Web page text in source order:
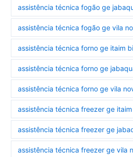
assistência técnica fogão ge
assistência técnica fogão ge vila
assistência técnica forno ge itaim
assistência técnica forno ge
assistência técnica forno ge vila
assistência técnica freezer ge
assistência técnica freezer ge
assistência técnica freezer ge vila